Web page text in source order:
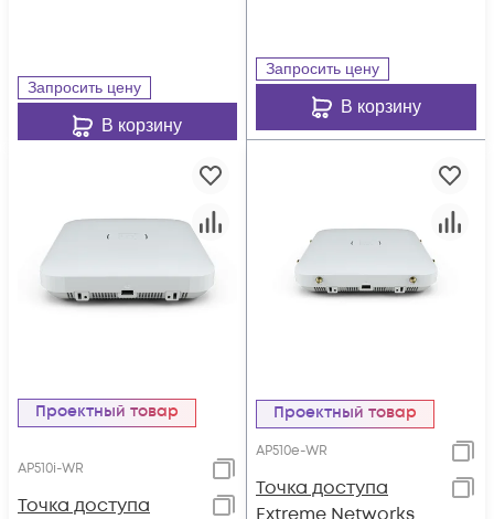
Запросить цену
В корзину
Запросить цену
В корзину
Проектный товар
AP510i-WR
Точка доступа
Проектный товар
AP510e-WR
Точка доступа